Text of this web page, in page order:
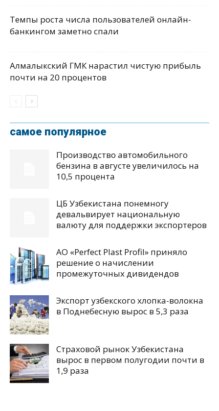
Темпы роста числа пользователей онлайн-
банкингом заметно спали
Алмалыкский ГМК нарастил чистую прибыль
почти на 20 процентов
самое популярное
Производство автомобильного
бензина в августе увеличилось на
10,5 процента
ЦБ Узбекистана понемногу
девальвирует национальную
валюту для поддержки экспортеров
АО «Perfect Plast Profil» приняло
решение о начислении
промежуточных дивидендов
Экспорт узбекского хлопка-волокна
в Поднебесную вырос в 5,3 раза
Страховой рынок Узбекистана
вырос в первом полугодии почти в
1,9 раза